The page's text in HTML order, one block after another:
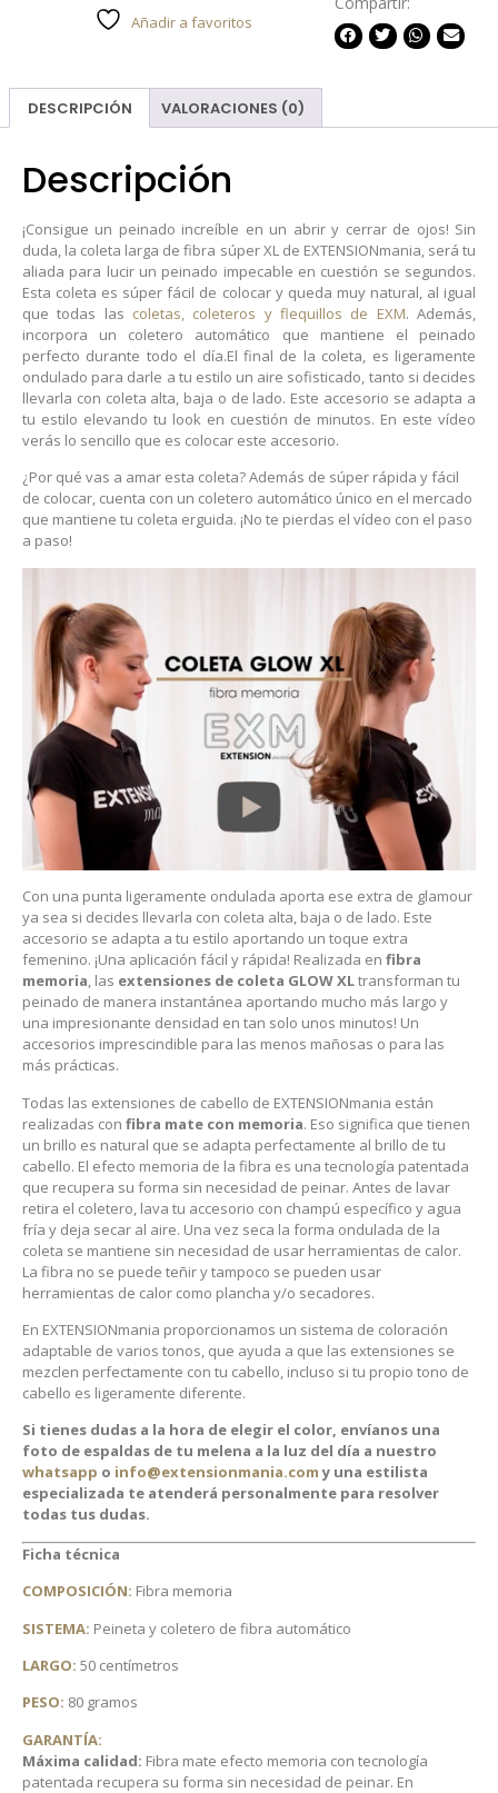
Añadir a favoritos
DESCRIPCIÓN VALORACIONES (0)
Descripción
¡Consigue un peinado increíble en un abrir y cerrar de ojos! Sin
duda, la coleta larga de fibra súper XL de EXTENSIONmania, será tu
aliada para lucir un peinado impecable en cuestión se segundos.
Esta coleta es súper fácil de colocar y queda muy natural, al igual
que todas las coletas, coleteros y flequillos de EXM. Además,
incorpora un coletero automático que mantiene el peinado
perfecto durante todo el día.El final de la coleta, es ligeramente
ondulado para darle a tu estilo un aire sofisticado, tanto si decides
llevarla con coleta alta, baja o de lado. Este accesorio se adapta a
tu estilo elevando tu look en cuestión de minutos. En este vídeo
verás lo sencillo que es colocar este accesorio.
¿Por qué vas a amar esta coleta? Además de súper rápida y fácil
de colocar, cuenta con un coletero automático único en el mercado
que mantiene tu coleta erguida. ¡No te pierdas el vídeo con el paso
a paso!
Con una punta ligeramente ondulada aporta ese extra de glamour
ya sea si decides llevarla con coleta alta, baja o de lado. Este
accesorio se adapta a tu estilo aportando un toque extra
femenino. ¡Una aplicación fácil y rápida! Realizada en fibra
memoria, las extensiones de coleta GLOW XLtransforman tu
peinado de manera instantánea aportando mucho más largo y
una impresionante densidad en tan solo unos minutos! Un
accesorios imprescindible para las menos mañosas o para las
más prácticas.
Todas las extensiones de cabello de EXTENSIONmania están
realizadas con fibra mate con memoria. Eso significa que tienen
un brillo es natural que se adapta perfectamente al brillo de tu
cabello. El efecto memoria de la fibra es una tecnología patentada
que recupera su forma sin necesidad de peinar. Antes de lavar
retira el coletero, lava tu accesorio con champú específico y agua
fría y deja secar al aire. Una vez seca la forma ondulada de la
coleta se mantiene sin necesidad de usar herramientas de calor.
La fibra no se puede teñir y tampoco se pueden usar
herramientas de calor como plancha y/o secadores.
En EXTENSIONmania proporcionamos un sistema de coloración
adaptable de varios tonos, que ayuda a que las extensiones se
mezclen perfectamente con tu cabello, incluso si tu propio tono de
cabello es ligeramente diferente.
Si tienes dudas a la hora de elegir el color, envíanos una
foto de espaldas de tu melena a la luz del día a nuestro
whatsapp o info@extensionmania.comy una estilista
especializada te atenderá personalmente para resolver
todas tus dudas.
Ficha técnica
COMPOSICIÓN: Fibra memoria
SISTEMA: Peineta y coletero de fibra automático
LARGO: 50 centímetros
PESO: 80 gramos
GARANTÍA:
Máxima calidad: Fibra mate efecto memoria con tecnología
patentada recupera su forma sin necesidad de peinar. En